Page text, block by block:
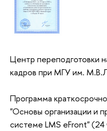
Центр переподготовки
кадров при МГУ им.
Программа
"Основы организации и
системе LMS eFront"